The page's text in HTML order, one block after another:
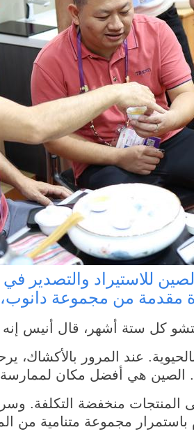
مقدمة من مجموعة
كل ستة أشهر، قال أنيس إنه
عند المرور بالأكشاك،
الصين هي أفضل مكان لممارسة
بشكل رئيسي على المنتجات منخفضة
مجموعة متنامية من